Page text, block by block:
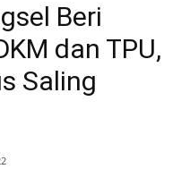
Beri
dan TPU,
Saling